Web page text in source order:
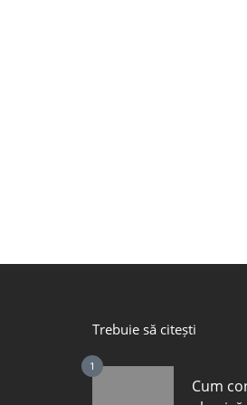
Trebuie să citești
1
Cum